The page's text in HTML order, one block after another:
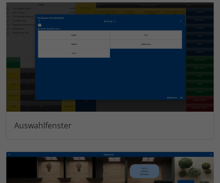
Auswahlfenster